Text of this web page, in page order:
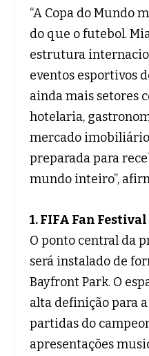
“A Copa do Mundo
do que o futebol.
estrutura
eventos esportivos
ainda mais setores
hotelaria,
mercado
preparada para
mundo inteiro”,
1. FIFA Fan
O ponto central da
será instalado de
Bayfront Park. O
alta definição para
partidas do
apresentações